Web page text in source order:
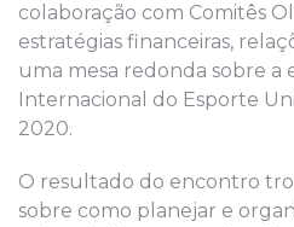
colaboração com Comitês
estratégias financeiras,
uma mesa redonda sobre a
Internacional do Esporte
2020.
O resultado do encontro
sobre como planejar e